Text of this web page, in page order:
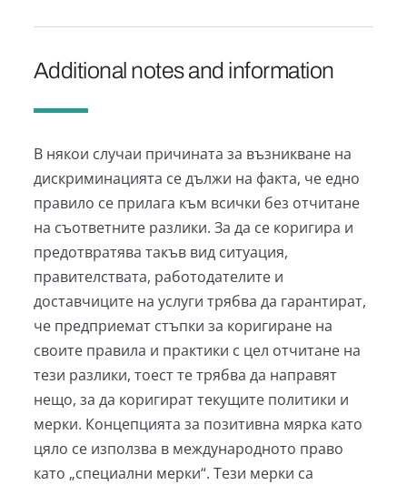
Additional notes and information
В някои случаи причината за възникване на
дискриминацията се дължи на факта, че едно
правило се прилага към всички без отчитане
на съответните разлики. За да се коригира и
предотвратява такъв вид ситуация,
правителствата, работодателите и
доставчиците на услуги трябва да гарантират,
че предприемат стъпки за коригиране на
своите правила и практики с цел отчитане на
тези разлики, тоест те трябва да направят
нещо, за да коригират текущите политики и
мерки. Концепцията за позитивна мярка като
цяло се използва в международното право
като „специални мерки“. Тези мерки са